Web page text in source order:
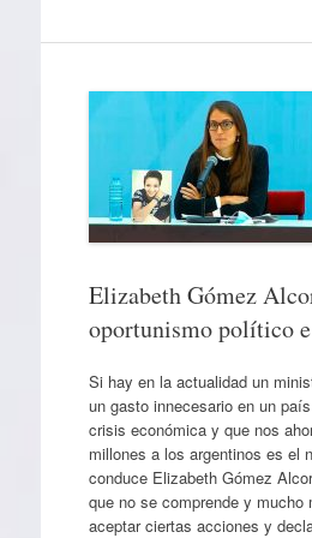
Elizabeth Gómez
oportunismo político
Si hay en la actualidad un
un gasto innecesario en un
crisis económica y que nos
millones a los argentinos es el
conduce Elizabeth Gómez
que no se comprende y mucho
aceptar ciertas acciones y